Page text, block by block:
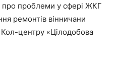
проблеми у сфері ЖКГ
ремонтів вінничани
центру «Цілодобова